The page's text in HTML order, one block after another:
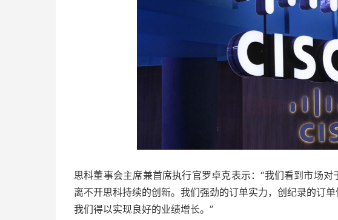
思科董事会主席兼首席执行官罗卓克表示：“我们看到市场
离不开思科持续的创新。我们强劲的订单实力，创纪录的订
我们得以实现良好的业绩增长。”